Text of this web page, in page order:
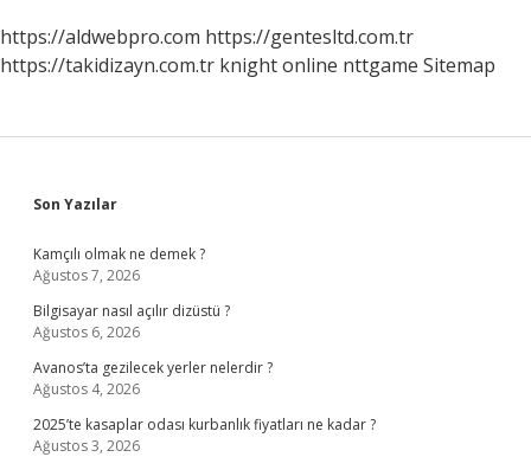
https://aldwebpro.com https://gentesltd.com.tr
https://takidizayn.com.tr knight online nttgame Sitemap
Sidebar
Son Yazılar
Kamçılı olmak ne demek ?
Ağustos 7, 2026
Bilgisayar nasıl açılır dizüstü ?
Ağustos 6, 2026
Avanos’ta gezilecek yerler nelerdir ?
Ağustos 4, 2026
2025’te kasaplar odası kurbanlık fiyatları ne kadar ?
Ağustos 3, 2026